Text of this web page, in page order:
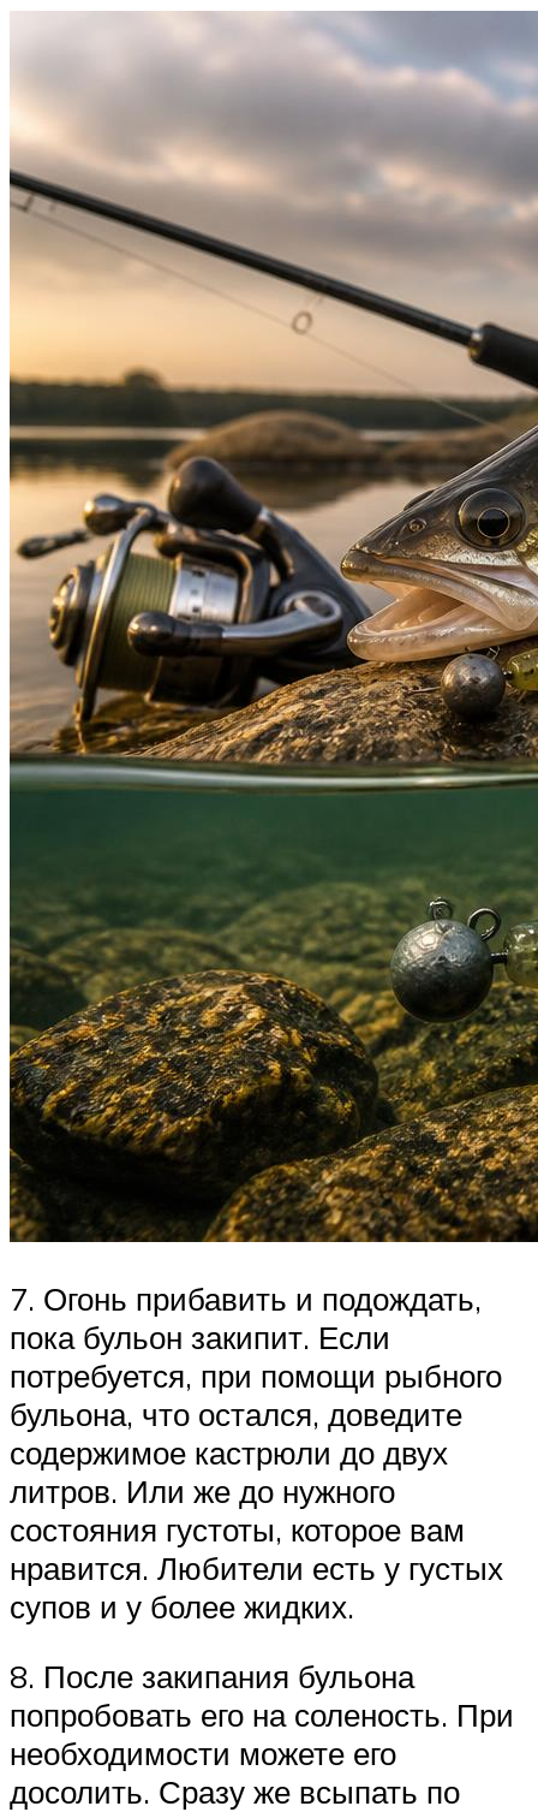
7. Огонь прибавить и подождать,
пока бульон закипит. Если
потребуется, при помощи рыбного
бульона, что остался, доведите
содержимое кастрюли до двух
литров. Или же до нужного
состояния густоты, которое вам
нравится. Любители есть у густых
супов и у более жидких.
8. После закипания бульона
попробовать его на соленость. При
необходимости можете его
досолить. Сразу же всыпать по